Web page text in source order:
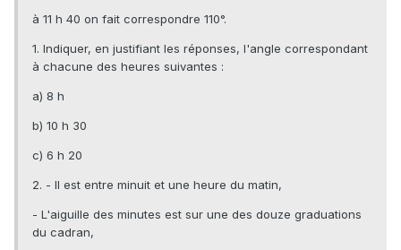
à 11 h 40 on fait correspondre 110°.
1. Indiquer, en justifiant les réponses, l'angle correspondant
à chacune des heures suivantes :
a) 8 h
b) 10 h 30
c) 6 h 20
2. - Il est entre minuit et une heure du matin,
- L'aiguille des minutes est sur une des douze graduations
du cadran,